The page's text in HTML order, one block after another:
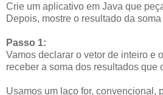
Crie um aplicativo em Java que
Depois, mostre o resultado da
Passo 1:
Vamos declarar o vetor de inteiro e
receber a soma dos resultados que
Usamos um laço for, convencional,